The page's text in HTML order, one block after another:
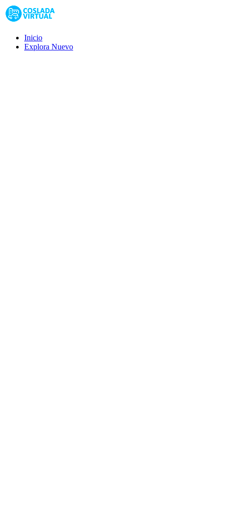
Inicio
Explora Nuevo